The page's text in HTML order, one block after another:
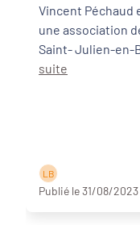
Vincent Péchaud
une association
suite
L B
Publié le 31/08/2023